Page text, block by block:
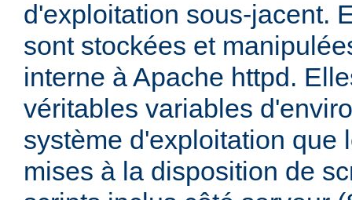
d'exploitation sous-jacent.
sont stockées et
interne à Apache httpd.
véritables variables
système d'exploitation que
mises à la disposition de